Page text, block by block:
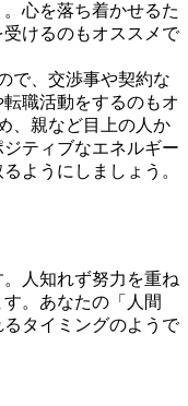
心を落ち着かせるた
けるのもオススメで
で、交渉事や契約な
職活動をするのもオ
、親など目上の人か
ティブなエネルギー
ようにしましょう。
人知れず努力を重ね
。あなたの「人間
タイミングのようで